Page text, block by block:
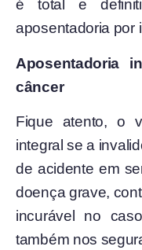
é total e
aposentadoria por
Aposentadoria
câncer
Fique atento, o
integral se a
de acidente em
doença grave,
incurável no
também nos